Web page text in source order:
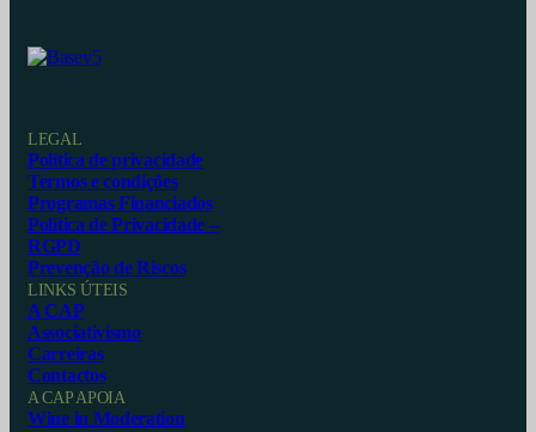
LEGAL
Política de privacidade
Termos e condições
Programas Financiados
Política de Privacidade –
RGPD
Prevenção de Riscos
LINKS ÚTEIS
A CAP
Associativismo
Carreiras
Contactos
A CAP APOIA
Wine in Moderation